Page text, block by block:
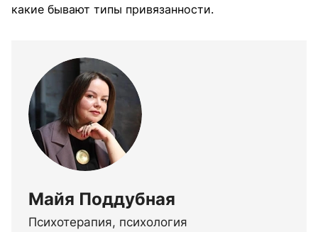
какие бывают типы привязанности.
Майя Поддубная
Психотерапия, психология